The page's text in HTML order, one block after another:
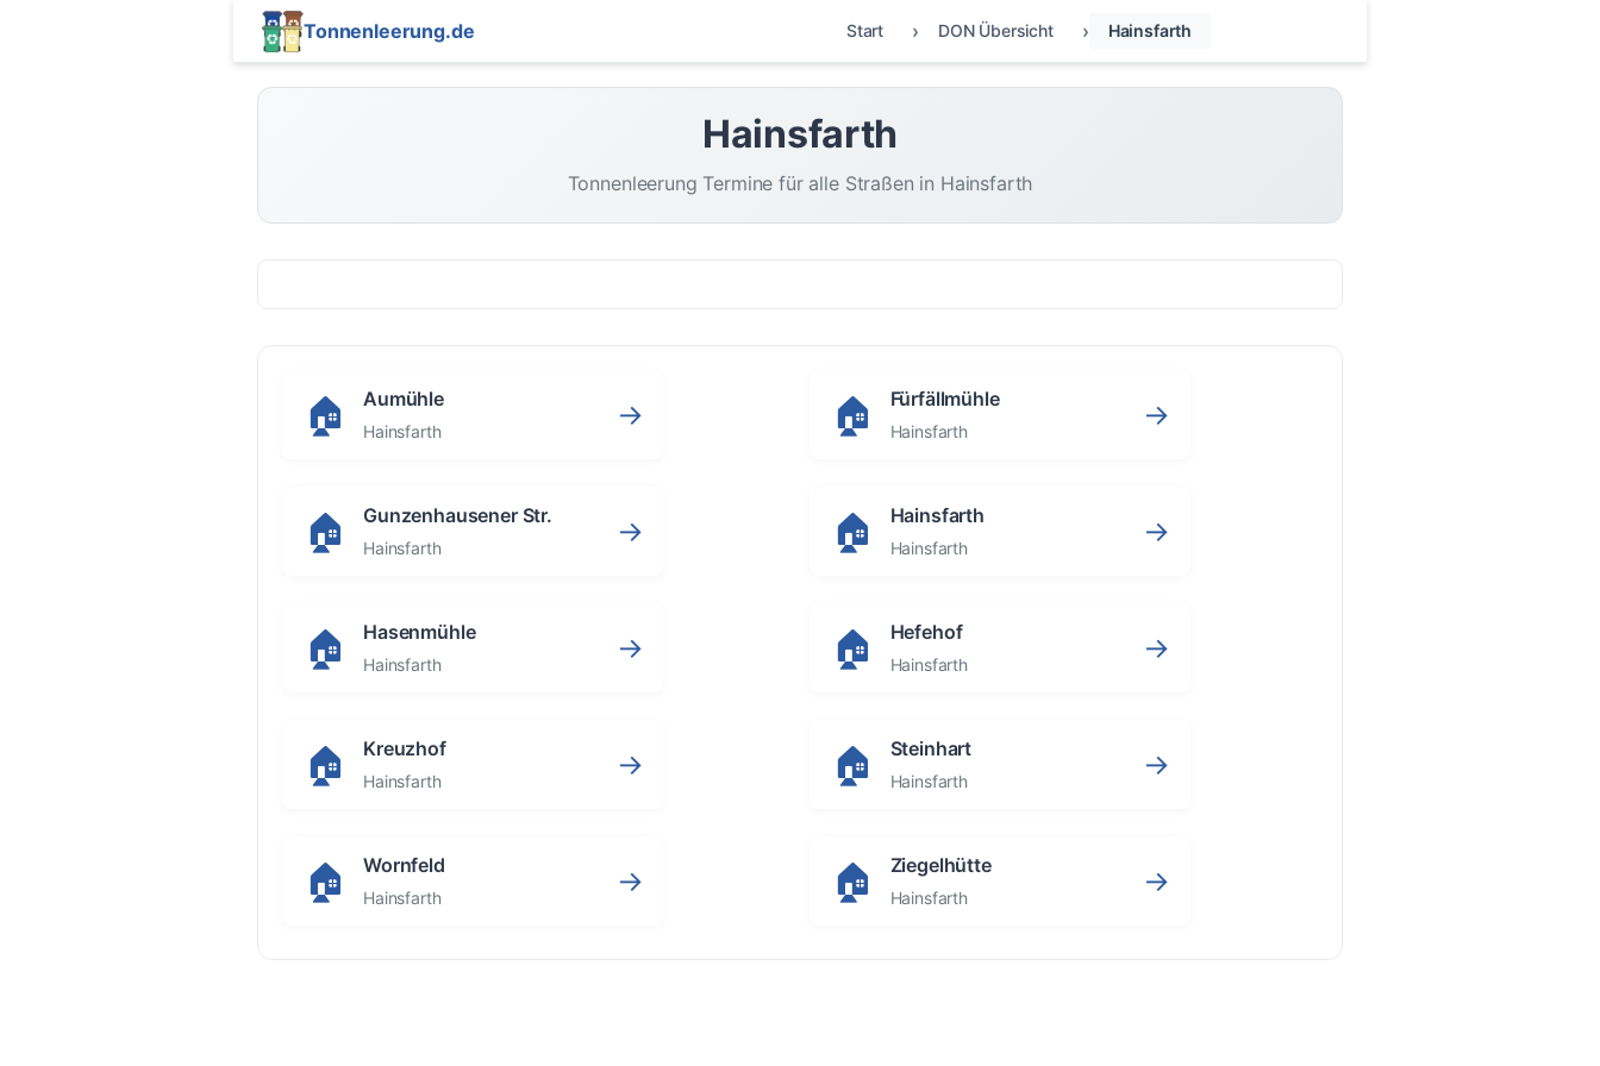
Tonnenleerung.de Start DON Übersicht Hainsfarth
Hainsfarth
Tonnenleerung Termine für alle Straßen in Hainsfarth
🏠 Aumühle
Hainsfarth → 🏠 Fürfällmühle
Hainsfarth →
🏠 Gunzenhausener Str.
Hainsfarth → 🏠 Hainsfarth
Hainsfarth →
🏠 Hasenmühle
Hainsfarth → 🏠 Hefehof
Hainsfarth →
🏠 Kreuzhof
Hainsfarth → 🏠 Steinhart
Hainsfarth →
🏠 Wornfeld
Hainsfarth → 🏠 Ziegelhütte
Hainsfarth →